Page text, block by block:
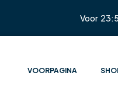
Voor
VOORPAGINA